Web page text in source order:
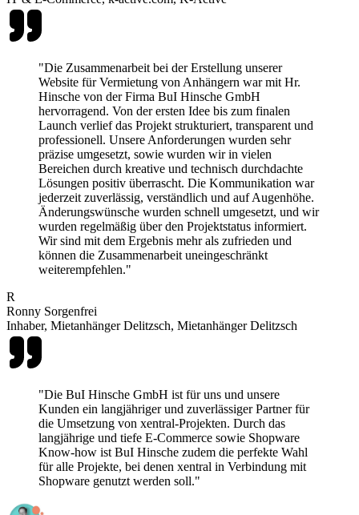
"Die Zusammenarbeit bei der Erstellung unserer
Website für Vermietung von Anhängern war mit Hr.
Hinsche von der Firma BuI Hinsche GmbH
hervorragend. Von der ersten Idee bis zum finalen
Launch verlief das Projekt strukturiert, transparent und
professionell. Unsere Anforderungen wurden sehr
präzise umgesetzt, sowie wurden wir in vielen
Bereichen durch kreative und technisch durchdachte
Lösungen positiv überrascht. Die Kommunikation war
jederzeit zuverlässig, verständlich und auf Augenhöhe.
Änderungswünsche wurden schnell umgesetzt, und wir
wurden regelmäßig über den Projektstatus informiert.
Wir sind mit dem Ergebnis mehr als zufrieden und
können die Zusammenarbeit uneingeschränkt
weiterempfehlen."
R
Ronny Sorgenfrei
Inhaber, Mietanhänger Delitzsch, Mietanhänger Delitzsch
"Die BuI Hinsche GmbH ist für uns und unsere
Kunden ein langjähriger und zuverlässiger Partner für
die Umsetzung von xentral-Projekten. Durch das
langjährige und tiefe E-Commerce sowie Shopware
Know-how ist BuI Hinsche zudem die perfekte Wahl
für alle Projekte, bei denen xentral in Verbindung mit
Shopware genutzt werden soll."